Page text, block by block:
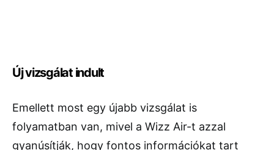
Új vizsgálat indult
Emellett most egy újabb vizsgálat is
folyamatban van, mivel a Wizz Air-t azzal
gyanúsítják, hogy fontos információkat tart